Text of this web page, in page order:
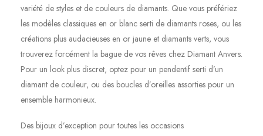
variété de styles et de couleurs de diamants. Que vous préfériez
les modèles classiques en or blanc serti de diamants roses, ou les
créations plus audacieuses en or jaune et diamants verts, vous
trouverez forcément la bague de vos rêves chez Diamant Anvers.
Pour un look plus discret, optez pour un pendentif serti d’un
diamant de couleur, ou des boucles d’oreilles assorties pour un
ensemble harmonieux.
Des bijoux d’exception pour toutes les occasions